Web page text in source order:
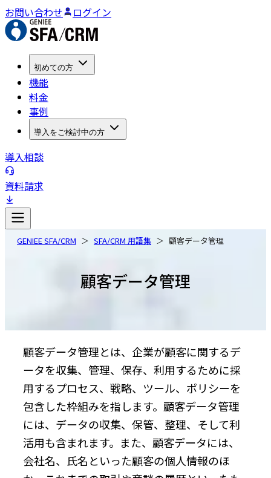
お問い合わせ ログイン
初めての方
機能
料金
事例
導入をご検討中の方
導入相談
資料請求
GENIEE SFA/CRM SFA/CRM 用語集 顧客データ管理
顧客データ管理
顧客データ管理とは、企業が顧客に関するデ
ータを収集、管理、保存、利用するために採
用するプロセス、戦略、ツール、ポリシーを
包含した枠組みを指します。顧客データ管理
には、データの収集、保管、整理、そして利
活用も含まれます。また、顧客データには、
会社名、氏名といった顧客の個人情報のほ